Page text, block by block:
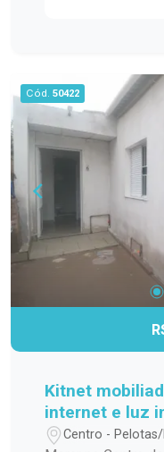
aproveitamento do
Apartamento
proporcionando
e excelente
Localizado na
Residencial
aos principais
próximo a
transporte público
serviços,
de conhecer este
e agende sua
Cód. 50422
Kitnet
internet e luz
Centro - Pelotas/